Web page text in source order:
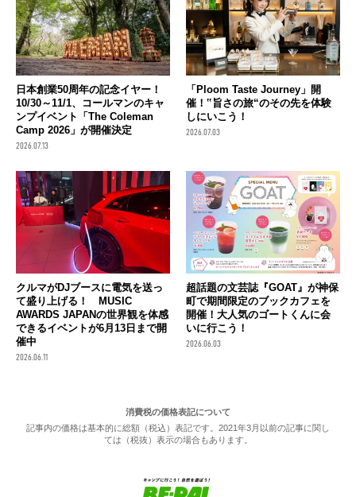
日本創業50周年の記念イヤー！
10/30～11/1、コールマンのキャ
ンプイベント「The Coleman
Camp 2026」が開催決定
2026.07.13
「Ploom Taste Journey」開
催！‟旨さの旅“のその先を体験
しにいこう！
2026.07.03
クルマがDJブースに電気を送っ
て盛り上げる！ MUSIC
AWARDS JAPANの世界観を体感
できるイベントが6月13日まで開
催中
2026.06.11
超話題の文芸誌『GOAT』が神保
町で期間限定のブックカフェを
開催！大人気のゴートくんに会
いに行こう！
2026.06.03
消費税の価格表記について
記事内の価格は基本的に総額（税込）表記です。2021年3月以前の記事に関し
ては（税抜）表示の場合もあります。